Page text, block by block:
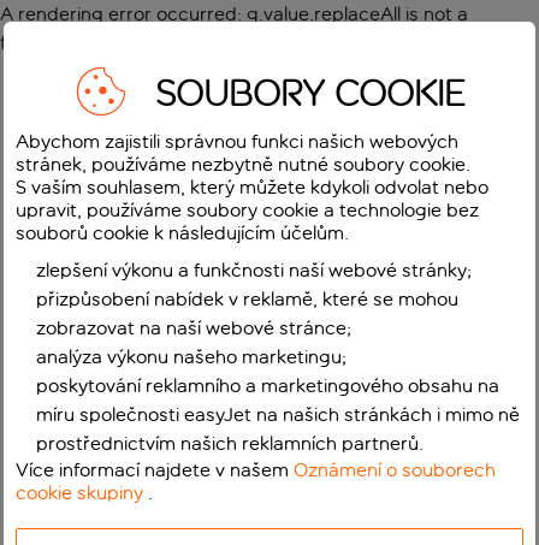
A rendering error occurred: g.value.replaceAll is not a
function
SOUBORY COOKIE
Abychom zajistili správnou funkci našich webových
stránek, používáme nezbytně nutné soubory cookie.
S vaším souhlasem, který můžete kdykoli odvolat nebo
upravit, používáme soubory cookie a technologie bez
souborů cookie k následujícím účelům.
zlepšení výkonu a funkčnosti naší webové stránky;
přizpůsobení nabídek v reklamě, které se mohou
zobrazovat na naší webové stránce;
analýza výkonu našeho marketingu;
poskytování reklamního a marketingového obsahu na
míru společnosti easyJet na našich stránkách i mimo ně
prostřednictvím našich reklamních partnerů.
Více informací najdete v našemOznámení o souborech
cookie skupiny .